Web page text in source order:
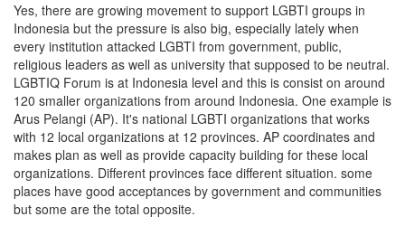
Yes, there are growing movement to support LGBTI groups in
Indonesia but the pressure is also big, especially lately when
every institution attacked LGBTI from government, public,
religious leaders as well as university that supposed to be neutral.
LGBTIQ Forum is at Indonesia level and this is consist on around
120 smaller organizations from around Indonesia. One example is
Arus Pelangi (AP). It's national LGBTI organizations that works
with 12 local organizations at 12 provinces. AP coordinates and
makes plan as well as provide capacity building for these local
organizations. Different provinces face different situation. some
places have good acceptances by government and communities
but some are the total opposite.